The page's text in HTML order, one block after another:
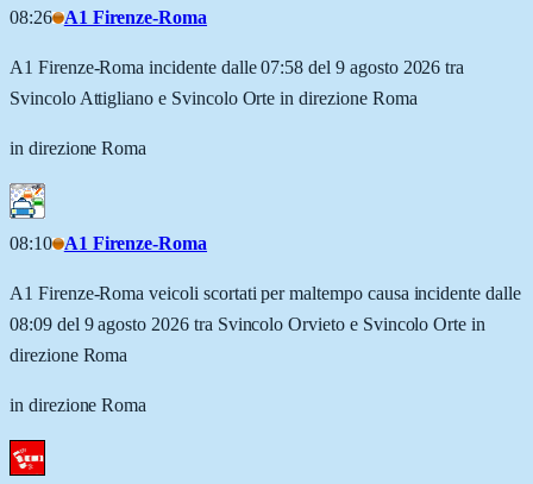
08:26 A1 Firenze-Roma
A1 Firenze-Roma incidente dalle 07:58 del 9 agosto 2026 tra
Svincolo Attigliano e Svincolo Orte in direzione Roma
in direzione Roma
08:10 A1 Firenze-Roma
A1 Firenze-Roma veicoli scortati per maltempo causa incidente dalle
08:09 del 9 agosto 2026 tra Svincolo Orvieto e Svincolo Orte in
direzione Roma
in direzione Roma